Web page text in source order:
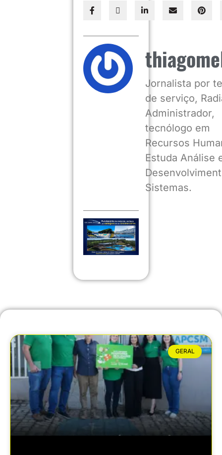
Jornalista por
de serviço,
Administrador,
tecnólogo em
Recursos
Estuda Análise
Sistemas.
GERAL